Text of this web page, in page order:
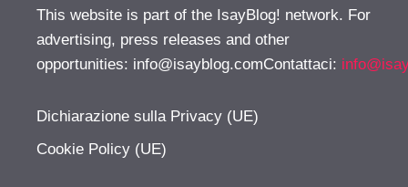
This website is part of the IsayBlog! network. For
advertising, press releases and other
opportunities: info@isayblog.comContattaci:
Dichiarazione sulla Privacy (UE)
Cookie Policy (UE)